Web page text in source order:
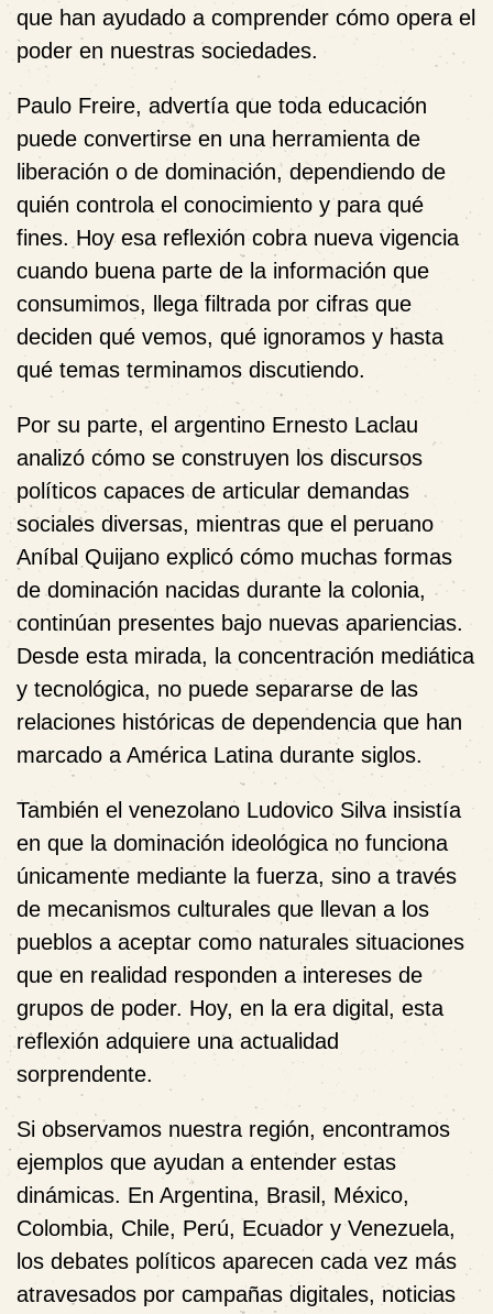
que han ayudado a comprender cómo opera el
poder en nuestras sociedades.
Paulo Freire, advertía que toda educación
puede convertirse en una herramienta de
liberación o de dominación, dependiendo de
quién controla el conocimiento y para qué
fines. Hoy esa reflexión cobra nueva vigencia
cuando buena parte de la información que
consumimos, llega filtrada por cifras que
deciden qué vemos, qué ignoramos y hasta
qué temas terminamos discutiendo.
Por su parte, el argentino Ernesto Laclau
analizó cómo se construyen los discursos
políticos capaces de articular demandas
sociales diversas, mientras que el peruano
Aníbal Quijano explicó cómo muchas formas
de dominación nacidas durante la colonia,
continúan presentes bajo nuevas apariencias.
Desde esta mirada, la concentración mediática
y tecnológica, no puede separarse de las
relaciones históricas de dependencia que han
marcado a América Latina durante siglos.
También el venezolano Ludovico Silva insistía
en que la dominación ideológica no funciona
únicamente mediante la fuerza, sino a través
de mecanismos culturales que llevan a los
pueblos a aceptar como naturales situaciones
que en realidad responden a intereses de
grupos de poder. Hoy, en la era digital, esta
reflexión adquiere una actualidad
sorprendente.
Si observamos nuestra región, encontramos
ejemplos que ayudan a entender estas
dinámicas. En Argentina, Brasil, México,
Colombia, Chile, Perú, Ecuador y Venezuela,
los debates políticos aparecen cada vez más
atravesados por campañas digitales, noticias